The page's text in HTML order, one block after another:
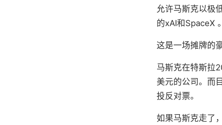
允许马斯克以极
的xAI和SpaceX
这是一场摊牌的
马斯克在特斯拉
美元的公司。而
投反对票。
如果马斯克走了